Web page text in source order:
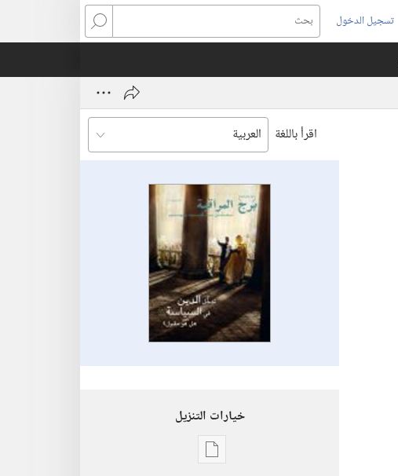
تسجيل الدخول
(يفتح
نافذة
بحث
اقرأ باللغة
خيارات التنزيل
خيارات